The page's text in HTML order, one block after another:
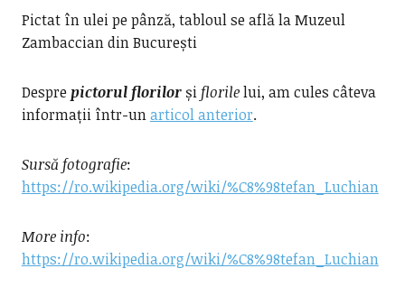
Pictat în ulei pe pânză, tabloul se află la Muzeul
Zambaccian din București
Despre pictorul florilorșiflorilelui, am cules câteva
informații într-unarticol anterior.
Sursă fotografie:
https://ro.wikipedia.org/wiki/%C8%98tefan_Luchian
More info:
https://ro.wikipedia.org/wiki/%C8%98tefan_Luchian